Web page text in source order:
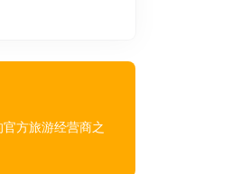
方旅游经营商之